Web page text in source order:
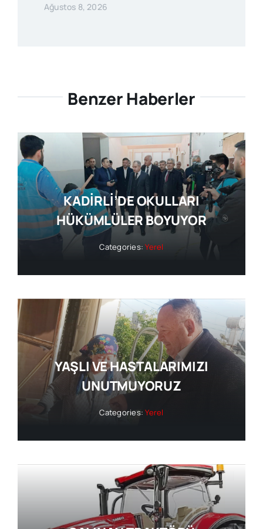
Ağustos 8, 2026
Benzer Haberler
KADİRLİ’DE OKULLARI
HÜKÜMLÜLER BOYUYOR
Categories:Yerel
YAŞLI VE HASTALARIMIZI
UNUTMUYORUZ
Categories:Yerel